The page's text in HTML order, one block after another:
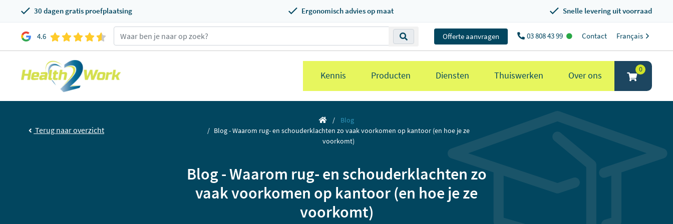
30 dagen gratis proefplaatsing Ergonomisch advies op maat Snelle levering uit voorraad
4.6 Offerte aanvragen 03 808 43 99 Contact Français
Kennis Producten Diensten Thuiswerken Over ons
0
Terug naar overzicht
Blog
Blog - Waarom rug- en schouderklachten zo vaak voorkomen op kantoor (en hoe je ze
voorkomt)
Blog - Waarom rug- en schouderklachten zo
vaak voorkomen op kantoor (en hoe je ze
voorkomt)